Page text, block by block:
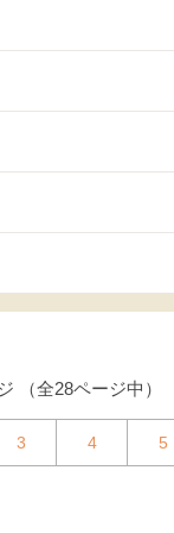
（全28ページ中）
3 4 5